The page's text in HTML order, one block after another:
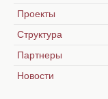
Проекты
Структура
Партнеры
Новости